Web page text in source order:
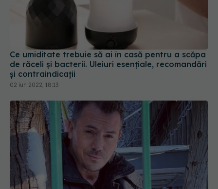
Ce umiditate trebuie să ai în casă pentru a scăpa
de răceli și bacterii. Uleiuri esențiale, recomandări
și contraindicații
02 iun 2022, 18:13